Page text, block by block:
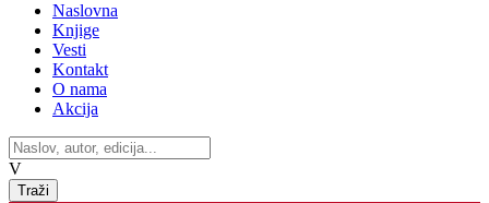
Naslovna
Knjige
Vesti
Kontakt
O nama
Akcija
V